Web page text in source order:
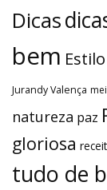
Dicas
bem Estilo
Jurandy Valença
natureza paz
gloriosa
tudo de